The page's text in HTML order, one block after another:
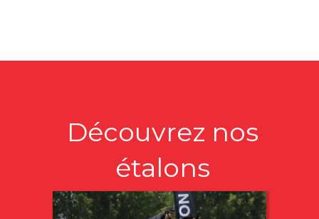
Découvrez nos
étalons